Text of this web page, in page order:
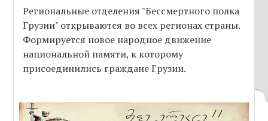
Региональные отделения "Бессмертного полка
Грузии" открываются во всех регионах страны.
Формируется новое народное движение
национальной памяти, к которому
присоединились граждане Грузии.